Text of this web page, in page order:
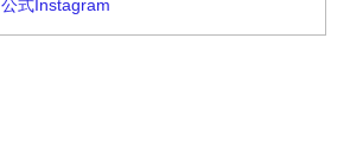
公式Instagram